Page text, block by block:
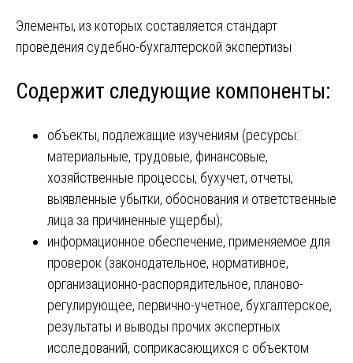
Элементы, из которых составляется стандарт
проведения судебно-бухгалтерской экспертизы
Содержит следующие компоненты:
объекты, подлежащие изучениям (ресурсы:
материальные, трудовые, финансовые,
хозяйственные процессы, бухучет, отчеты,
выявленные убытки, обоснования и ответственные
лица за причиненные ущербы);
информационное обеспечение, применяемое для
проверок (законодательное, нормативное,
организационно-распорядительное, планово-
регулирующее, первично-учетное, бухгалтерское,
результаты и выводы прочих экспертных
исследований, соприкасающихся с объектом